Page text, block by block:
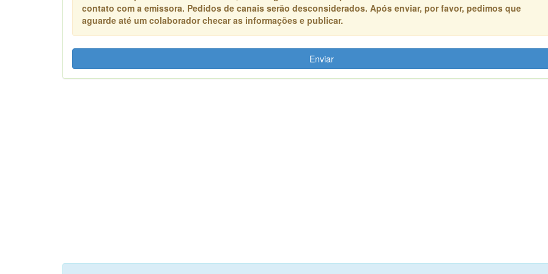
contato com a emissora. Pedidos de canais serão desconsiderados. Após enviar, por favor, pedimos que
aguarde até um colaborador checar as informações e publicar.
Enviar